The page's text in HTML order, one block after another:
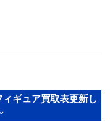
ギュア買取表更新し